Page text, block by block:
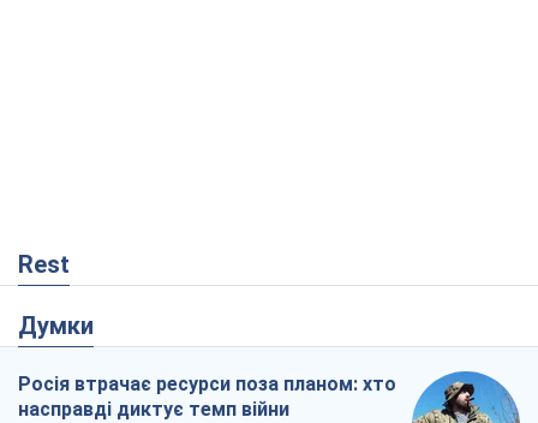
Rest
Думки
Росія втрачає ресурси поза планом: хто
насправді диктує темп війни